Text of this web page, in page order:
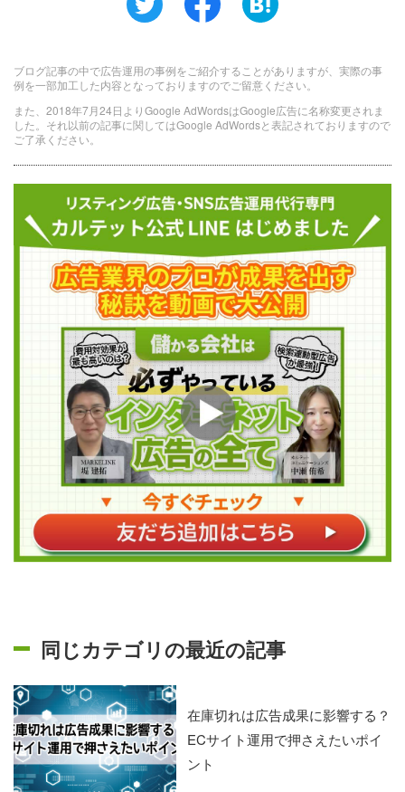
ブログ記事の中で広告運用の事例をご紹介することがありますが、実際の事
例を一部加工した内容となっておりますのでご留意ください。
また、2018年7月24日よりGoogle AdWordsはGoogle広告に名称変更されま
した。それ以前の記事に関してはGoogle AdWordsと表記されておりますので
ご了承ください。
同じカテゴリの最近の記事
在庫切れは広告成果に影響する？
ECサイト運用で押さえたいポイ
ント